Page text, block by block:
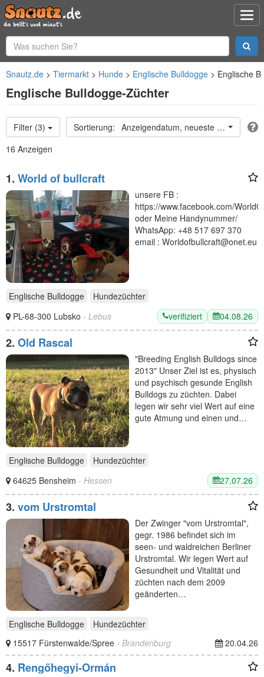
Snautz.de Tiermarkt Hunde Englische Bulldogge Englische
Englische Bulldogge-Züchter
Filter (3)
Anzeigendatum, neueste oben
16 Anzeigen
1. World of bullcraft
unsere FB :
https://www.facebook.com/
oder Meine Handynummer/
WhatsApp: +48 517 697 370
email : Worldofbullcraft@onet.eu
Englische Bulldogge
Hundezüchter
PL-68-300 Lubsko - Lebus verifiziert 04.08.26
2. Old Rascal
"Breeding English Bulldogs since
2013" Unser Ziel ist es, physisch
und psychisch gesunde English
Bulldogs zu züchten. Dabei
legen wir sehr viel Wert auf eine
gute Atmung und einen und…
Englische Bulldogge
Hundezüchter
64625 Bensheim - Hessen 27.07.26
3. vom Urstromtal
Der Zwinger "vom Urstromtal",
gegr. 1986 befindet sich im
seen- und waldreichen Berliner
Urstromtal. Wir legen Wert auf
Gesundheit und Vitalität und
züchten nach dem 2009
geänderten…
Englische Bulldogge
Hundezüchter
15517 Fürstenwalde/Spree - Brandenburg 20.04.26
4. Rengőhegyi-Ormán